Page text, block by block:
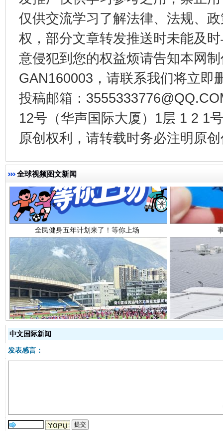
仅供交流学习了解法律、法规、
权，部分文章转发推送时未能及
意侵犯到您的权益烦请告知本网
GAN160003，请联系我们将立即
投稿邮箱：
12号（华声国际大厦）1层 1 2 1
原创权利，请转载时务必注明原
全球视频图文新闻
受贿1.44亿！段成刚被判无期 从幼
全民健身五年计划来了！等你上场
阿坝州三大球赛在茂县开幕 规模
中文国际新闻
发表感言：